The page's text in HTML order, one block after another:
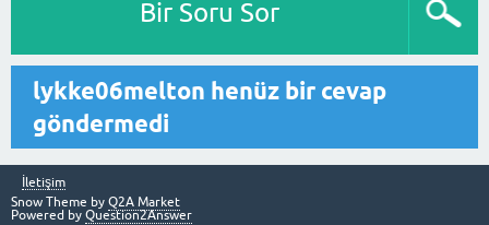
Bir Soru Sor
lykke06melton henüz bir cevap
göndermedi
İletişim
Snow Theme by Q2A Market
Powered by Question2Answer